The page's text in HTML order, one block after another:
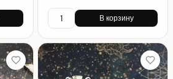
В корзину